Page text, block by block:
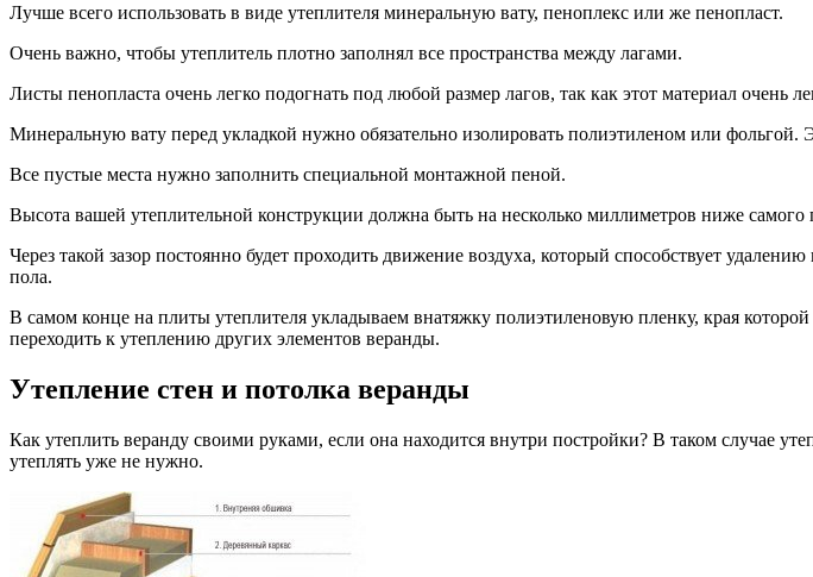
Лучше всего использовать в виде утеплителя минеральную вату, пеноплекс или же пенопласт.
Очень важно, чтобы утеплитель плотно заполнял все пространства между лагами.
Листы пенопласта очень легко подогнать под любой размер лагов, так как этот материал очень
Минеральную вату перед укладкой нужно обязательно изолировать полиэтиленом или фольгой.
Все пустые места нужно заполнить специальной монтажной пеной.
Высота вашей утеплительной конструкции должна быть на несколько миллиметров ниже самого
Через такой зазор постоянно будет проходить движение воздуха, который способствует
пола.
В самом конце на плиты утеплителя укладываем внатяжку полиэтиленовую пленку, края
переходить к утеплению других элементов веранды.
Утепление стен и потолка веранды
Как утеплить веранду своими руками, если она находится внутри постройки? В таком случае
утеплять уже не нужно.